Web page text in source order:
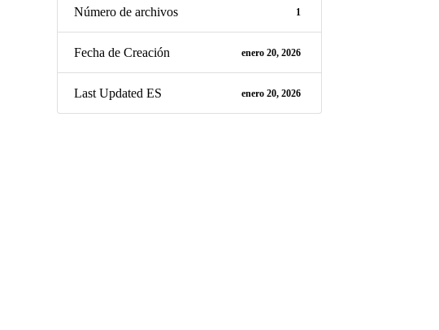
Número de archivos 1
Fecha de Creación enero 20, 2026
Last Updated ES enero 20, 2026